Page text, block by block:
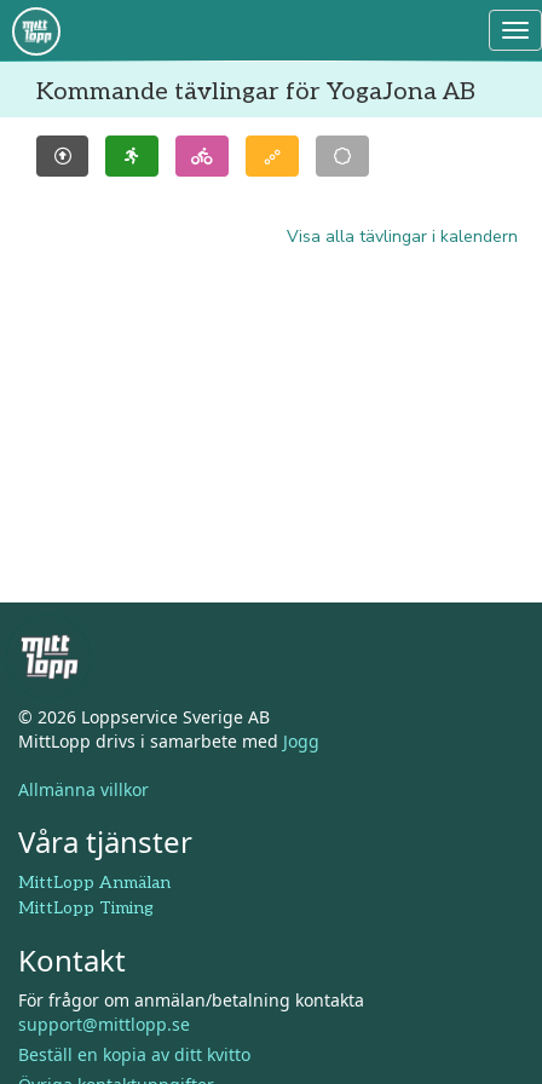
Kommande tävlingar för YogaJona AB
Visa alla tävlingar i kalendern
© 2026 Loppservice Sverige AB
MittLopp drivs i samarbete med Jogg
Allmänna villkor
Våra tjänster
MittLopp Anmälan
MittLopp Timing
Kontakt
För frågor om anmälan/betalning kontakta
support@mittlopp.se
Beställ en kopia av ditt kvitto